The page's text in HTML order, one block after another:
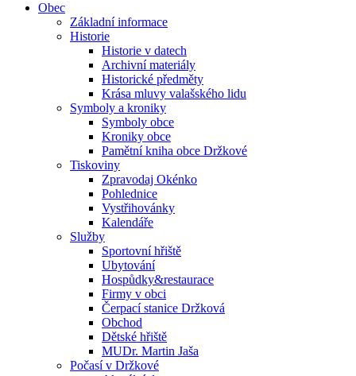
Obec
Základní informace
Historie
Historie v datech
Archivní materiály
Historické předměty
Krása mluvy valašského lidu
Symboly a kroniky
Symboly obce
Kroniky obce
Pamětní kniha obce Držkové
Tiskoviny
Zpravodaj Okénko
Pohlednice
Vystřihovánky
Kalendáře
Služby
Sportovní hřiště
Ubytování
Hospůdky&restaurace
Firmy v obci
Čerpací stanice Držková
Obchod
Dětské hřiště
MUDr. Martin Jaša
Počasí v Držkové